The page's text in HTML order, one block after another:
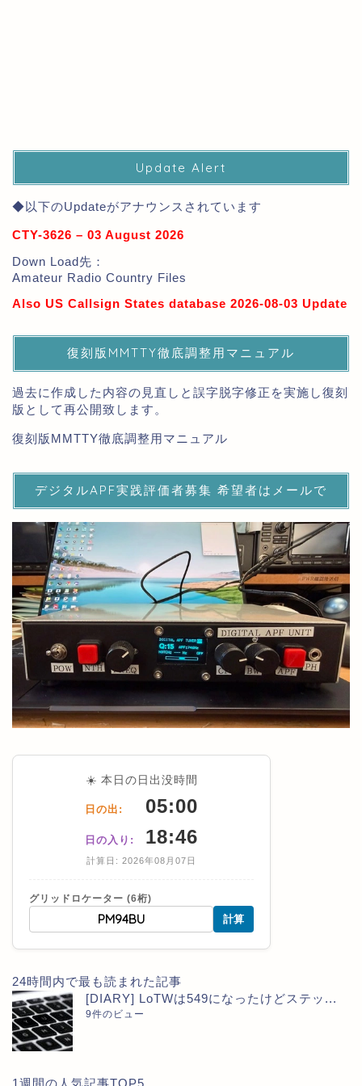
Update Alert
◆以下のUpdateがアナウンスされています
CTY-3626 – 03 August 2026
Down Load先：
Amateur Radio Country Files
Also US Callsign States database 2026-08-03 Update
復刻版MMTTY徹底調整用マニュアル
過去に作成した内容の見直しと誤字脱字修正を実施し復刻
版として再公開致します。
復刻版MMTTY徹底調整用マニュアル
デジタルAPF実践評価者募集 希望者はメールで
☀️ 本日の日出没時間
日の出: 05:00
日の入り: 18:46
計算日: 2026年08月07日
グリッドロケーター (6桁)
計算
24時間内で最も読まれた記事
[DIARY] LoTWは549になったけどステッ...
9件のビュー
1週間の人気記事TOP5